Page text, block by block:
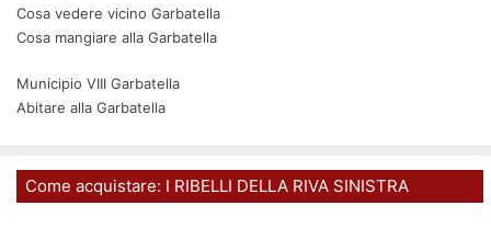
Cosa vedere vicino Garbatella
Cosa mangiare alla Garbatella
Municipio VIII Garbatella
Abitare alla Garbatella
Come acquistare: I RIBELLI DELLA RIVA SINISTRA